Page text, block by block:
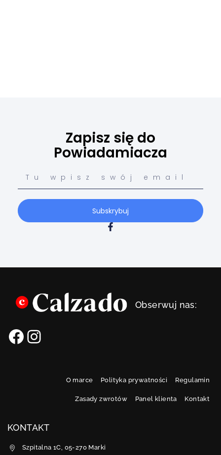
Zapisz się do
Powiadamiacza
Subskrybuj
Obserwuj nas:
O marce Polityka prywatności Regulamin
Zasady zwrotów Panel klienta Kontakt
KONTAKT
Szpitalna 1C, 05-270 Marki